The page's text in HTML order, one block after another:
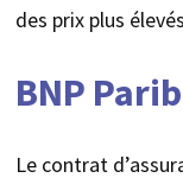
des prix plus
BNP
Le contrat